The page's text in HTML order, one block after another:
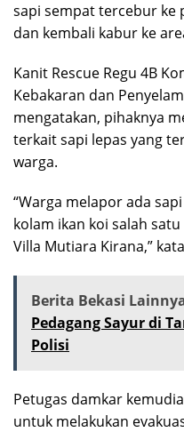
sapi sempat tercebur
dan kembali kabur ke
Kanit Rescue Regu 4B
Kebakaran dan
mengatakan, pihaknya
terkait sapi lepas yang
warga.
“Warga melapor ada
kolam ikan koi salah
Villa Mutiara Kirana,”
Berita Bekasi
Pedagang Sayur di
Polisi
Petugas damkar
untuk melakukan